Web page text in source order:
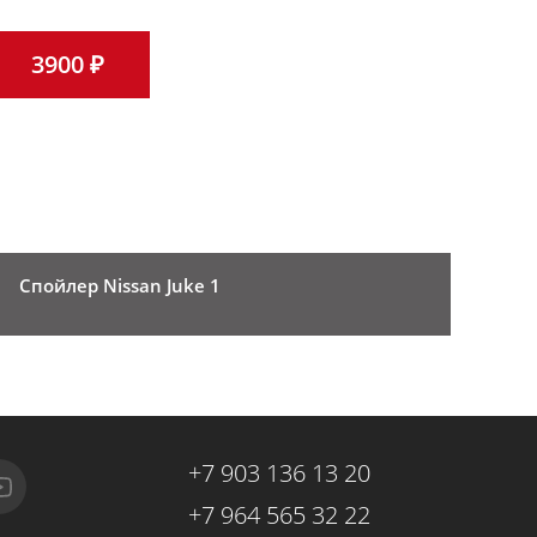
3900 ₽
Спойлер Nissan Juke 1
+7 903 136 13 20
+7 964 565 32 22